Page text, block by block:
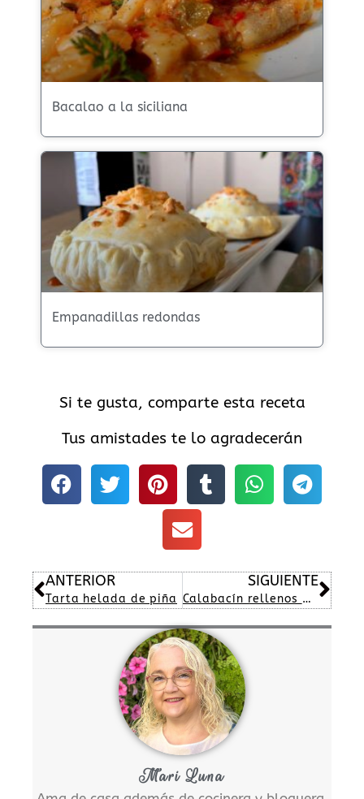
Bacalao a la siciliana
Empanadillas redondas
Si te gusta, comparte esta receta
Tus amistades te lo agradecerán
Ant
ANTERIOR
Tarta helada de piña
SIGUIENTE
Calabacín rellenos de carne y pimiento piquillo
Mari Luna